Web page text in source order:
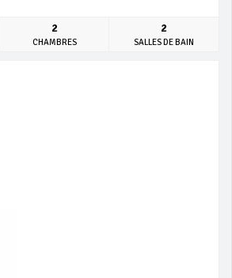
2
CHAMBRES
2
SALLES DE BAIN